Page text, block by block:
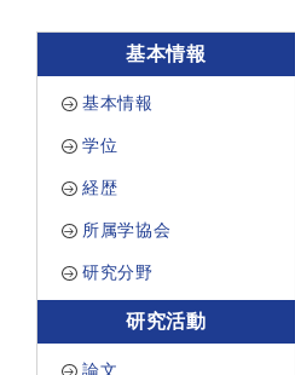
基本情報
基本情報
学位
経歴
所属学協会
研究分野
研究活動
論文